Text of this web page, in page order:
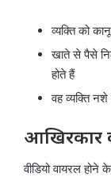
व्यक्ति को
खाते से पैसे
होते हैं
वह व्यक्ति
आखिरकार
वीडियो वायरल